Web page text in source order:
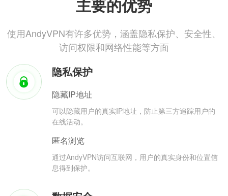
主要的优势
使用AndyVPN有许多优势，涵盖隐私保护、安全性、
访问权限和网络性能等方面
隐私保护
隐藏IP地址
可以隐藏用户的真实IP地址，防止第三方追踪用户的
在线活动。
匿名浏览
通过AndyVPN访问互联网，用户的真实身份和位置信
息得到保护。